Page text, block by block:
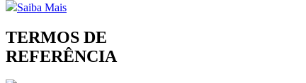
Saiba Mais
TERMOS DE
REFERÊNCIA